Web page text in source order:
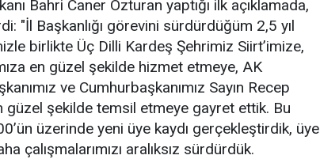
Bahri Caner Özturan yaptığı ilk açıklamada,
"İl Başkanlığı görevini sürdürdüğüm 2,5 yıl
birlikte Üç Dilli Kardeş Şehrimiz Siirt’imize,
en güzel şekilde hizmet etmeye, AK
ve Cumhurbaşkanımız Sayın Recep
güzel şekilde temsil etmeye gayret ettik. Bu
üzerinde yeni üye kaydı gerçekleştirdik, üye
çalışmalarımızı aralıksız sürdürdük.